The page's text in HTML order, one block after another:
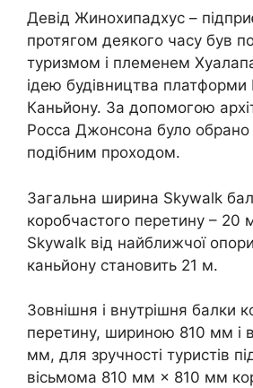
Девід Жинохипадхус –
протягом деякого часу був
туризмом і племенем
ідею будівництва платформи
Каньйону. За допомогою
Росса Джонсона було обрано
подібним проходом.
Загальна ширина Skywalk
коробчастого перетину – 20
Skywalk від найближчої
каньйону становить 21 м.
Зовнішня і внутрішня балки
перетину, шириною 810 мм і
мм, для зручності туристів
вісьмома 810 мм × 810 мм